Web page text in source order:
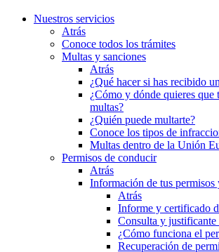
Nuestros servicios
Atrás
Conoce todos los trámites
Multas y sanciones
Atrás
¿Qué hacer si has recibido
¿Cómo y dónde quieres que
multas?
¿Quién puede multarte?
Conoce los tipos de
Multas dentro de la Unión
Permisos de conducir
Atrás
Información de tus permisos
Atrás
Informe y certificado
Consulta y justificante
¿Cómo funciona el
Recuperación de